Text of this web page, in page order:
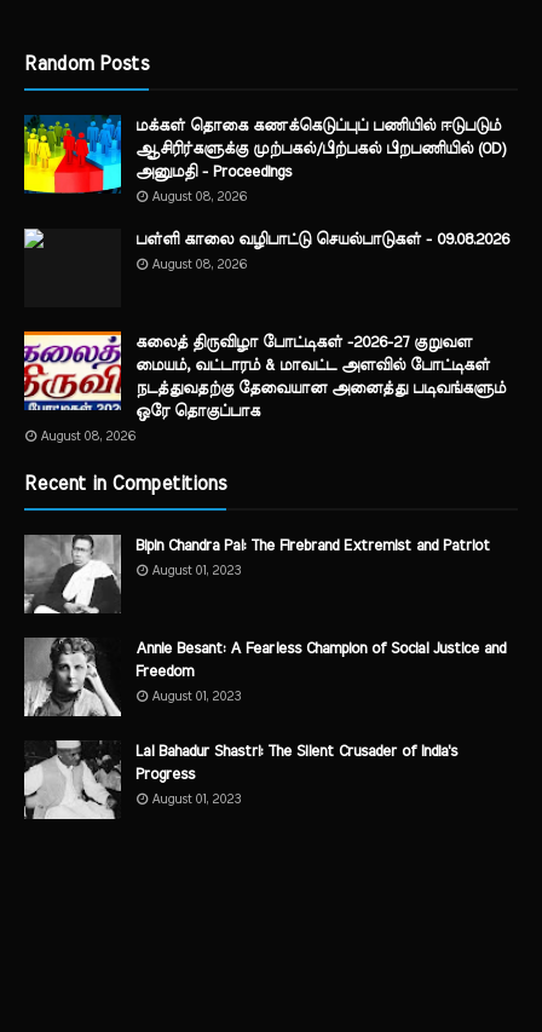
Random Posts
மக்கள் தொகை கணக்கெடுப்புப் பணியில் ஈடுபடும்
ஆசிரிர்களுக்கு முற்பகல்/பிற்பகல் பிறபணியில் (OD)
அனுமதி - Proceedings
August 08, 2026
பள்ளி காலை வழிபாட்டு செயல்பாடுகள் - 09.08.2026
August 08, 2026
கலைத் திருவிழா போட்டிகள் -2026-27 குறுவள
மையம், வட்டாரம் & மாவட்ட அளவில் போட்டிகள்
நடத்துவதற்கு தேவையான அனைத்து படிவங்களும்
ஒரே தொகுப்பாக
August 08, 2026
Recent in Competitions
Bipin Chandra Pal: The Firebrand Extremist and Patriot
August 01, 2023
Annie Besant: A Fearless Champion of Social Justice and
Freedom
August 01, 2023
Lal Bahadur Shastri: The Silent Crusader of India's
Progress
August 01, 2023